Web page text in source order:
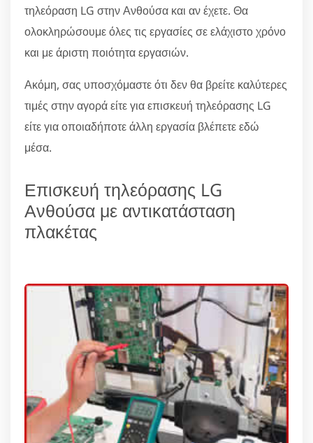
τηλεόραση LG στην Ανθούσα και αν έχετε. Θα
ολοκληρώσουμε όλες τις εργασίες σε ελάχιστο χρόνο
και με άριστη ποιότητα εργασιών.
Ακόμη, σας υποσχόμαστε ότι δεν θα βρείτε καλύτερες
τιμές στην αγορά είτε για επισκευή τηλεόρασης LG
είτε για οποιαδήποτε άλλη εργασία βλέπετε εδώ
μέσα.
Επισκευή τηλεόρασης LG
Ανθούσα με αντικατάσταση
πλακέτας